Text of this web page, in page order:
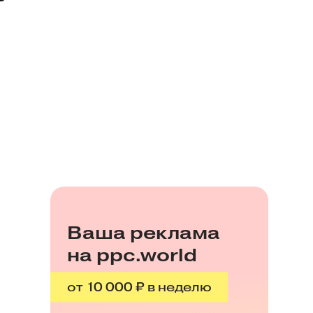
Ваша реклама
на ppc.world
от 10 000 ₽ в неделю